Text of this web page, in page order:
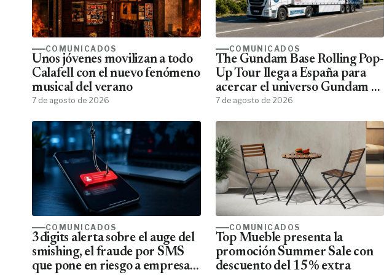
COMUNICADOS
Unos jóvenes movilizan a todo
Calafell con el nuevo fenómeno
musical del verano
7 de agosto de 2026
COMUNICADOS
The Gundam Base Rolling Pop-
Up Tour llega a España para
acercar el universo Gundam a
todos los fans
7 de agosto de 2026
COMUNICADOS
3digits alerta sobre el auge del
smishing, el fraude por SMS
que pone en riesgo a empresas
COMUNICADOS
Top Mueble presenta la
promoción Summer Sale con
descuento del 15% extra